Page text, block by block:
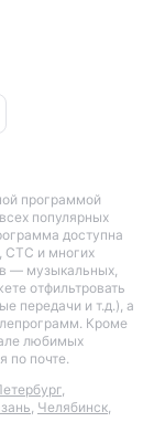
программой
популярных
доступна
СТС и многих
— музыкальных,
отфильтровать
передачи и т.д.), а
Кроме
любимых
по почте.
,
, Челябинск,